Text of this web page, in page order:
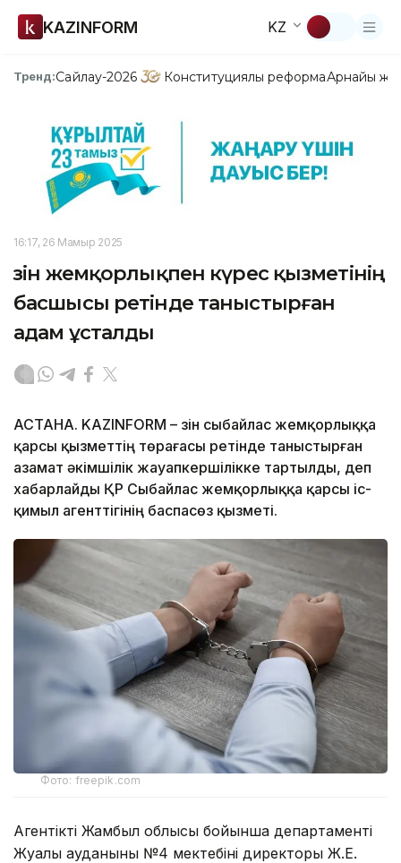
KAZINFORM KZ
Тренд:Сайлау-2026 Конституциялық реформаАрнайы
16:17, 26 Мамыр 2025
Өзін жемқорлықпен күрес қызметінің
басшысы ретінде таныстырған
адам ұсталды
АСТАНА. KAZINFORM – Өзін сыбайлас жемқорлыққа
қарсы қызметтің төрағасы ретінде таныстырған
азамат әкімшілік жауапкершілікке тартылды, деп
хабарлайды ҚР Сыбайлас жемқорлыққа қарсы іс-
қимыл агенттігінің баспасөз қызметі.
Фото: freepik.com
Агентіктің Жамбыл облысы бойынша департаменті
Жуалы ауданының №4 мектебінің директоры Ж.Е.